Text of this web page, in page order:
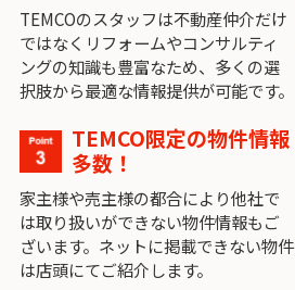
TEMCOのスタッフは不動産仲介だけ
ではなくリフォームやコンサルティ
ングの知識も豊富なため、多くの選
択肢から最適な情報提供が可能です。
TEMCO限定の物件情報
多数！
家主様や売主様の都合により他社で
は取り扱いができない物件情報もご
ざいます。ネットに掲載できない物件
は店頭にてご紹介します。